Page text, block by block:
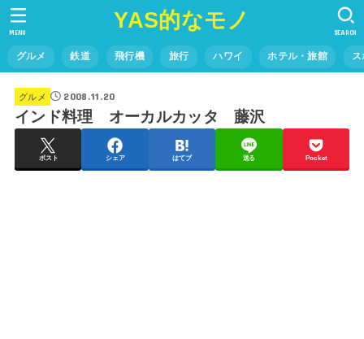
YAS的なモノ
グルメ 鉄道 飛行機 旅行 ハワイ ホテル・旅館
SEARCH
MENU
グルメ 2008.11.20
インド料理 オーカルカッタ 藤沢
ポスト シェア はてブ 送る Pocket